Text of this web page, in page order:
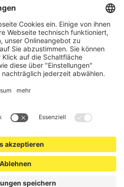
Absturzsicherungen und
organisieren und sichern
bevorraten wir ein großes
welche innerhalb von 48 Stunden
Über uns
der Vorrat reicht.
schutzzaun24.at